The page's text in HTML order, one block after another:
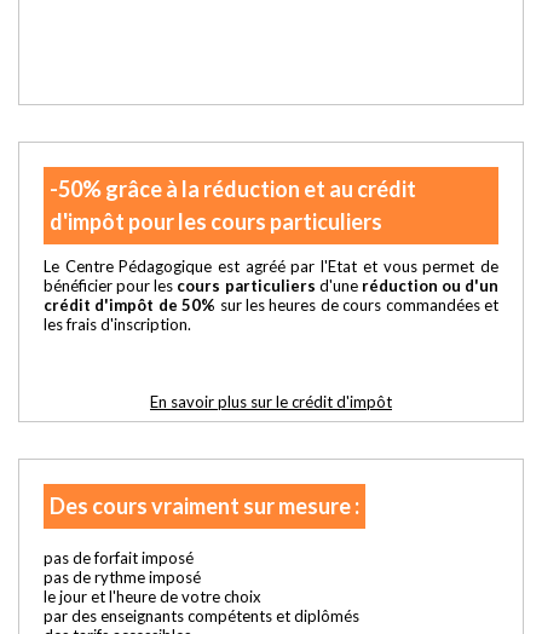
-50% grâce à la réduction et au crédit
d'impôt pour les cours particuliers
Le Centre Pédagogique est agréé par l'Etat et vous permet de
bénéficier pour les cours particuliers d'une réduction ou d'un
crédit d'impôt de 50% sur les heures de cours commandées et
les frais d'inscription.
En savoir plus sur le crédit d'impôt
Des cours vraiment sur mesure :
pas de forfait imposé
pas de rythme imposé
le jour et l'heure de votre choix
par des enseignants compétents et diplômés